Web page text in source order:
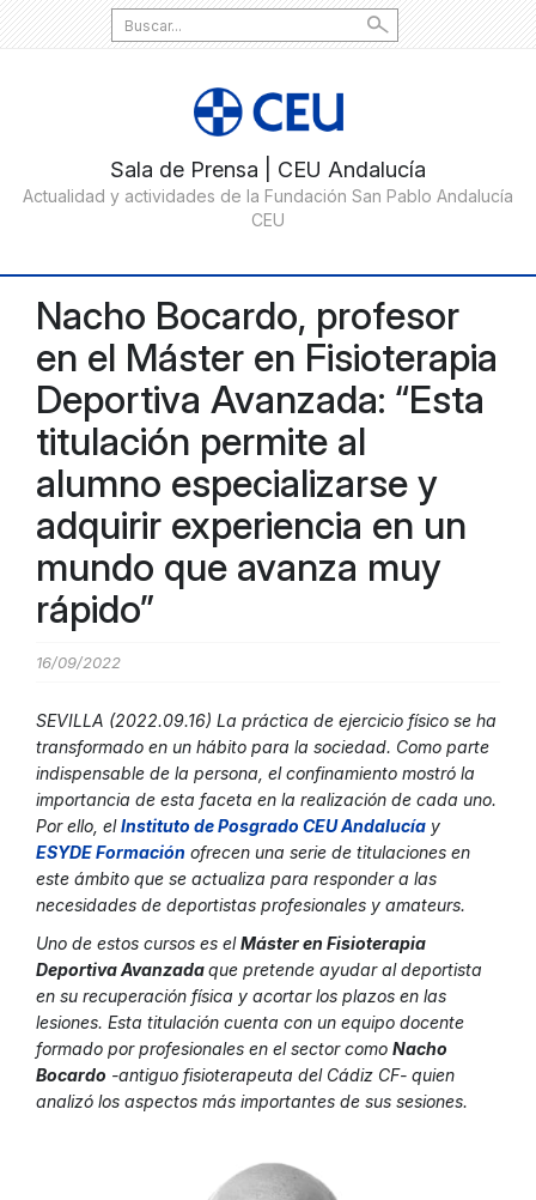
Search
for:
Nacho Bocardo, profesor
en el Máster en Fisioterapia
Deportiva Avanzada: “Esta
titulación permite al
alumno especializarse y
adquirir experiencia en un
mundo que avanza muy
rápido”
16/09/2022
SEVILLA (2022.09.16) La práctica de ejercicio físico se ha
transformado en un hábito para la sociedad. Como parte
indispensable de la persona, el confinamiento mostró la
importancia de esta faceta en la realización de cada uno.
Por ello, elInstituto de Posgrado CEU Andalucía y
ESYDE Formación ofrecen una serie de titulaciones en
este ámbito que se actualiza para responder a las
necesidades de deportistas profesionales y amateurs.
Uno de estos cursos es elMáster en Fisioterapia
Deportiva Avanzadaque pretende ayudar al deportista
en su recuperación física y acortar los plazos en las
lesiones. Esta titulación cuenta con un equipo docente
formado por profesionales en el sector como Nacho
Bocardo -antiguo fisioterapeuta del Cádiz CF- quien
analizó los aspectos más importantes de sus sesiones.